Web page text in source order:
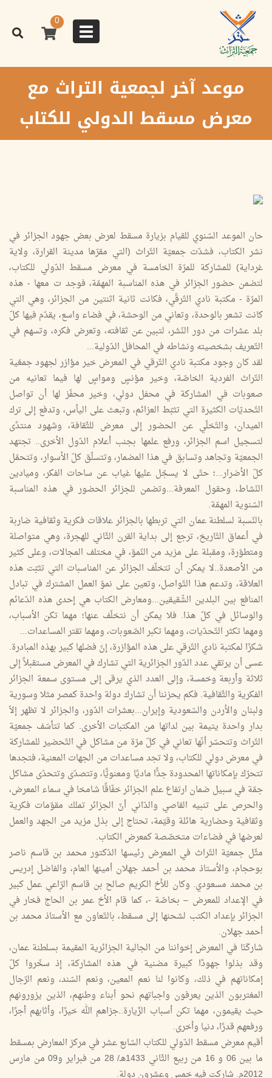
المحتوى
الرئيسي
Toggle
navigation
0
موعد آخر لجمعية التراث مع
معرض مسقط الدولي للكتاب
حان الموعد السّنوي للقيام بزيارة مسقط لعرض بعض جهود الجزائر في
نشر الكتاب، فشدّت جمعيّة التّراث (التي مقرّها مدينة القرارة، ولاية
غرداية) للمشاركة للمرّة الخامسة في معرض مسقط الدّولي للكتاب،
لتضمن حضور الجزائر في هذه المناسبة المهمّة، فوجد ت معها - هذه
المرّة - مكتبة نادي التّرقّي، فكانت ثانية اثنتين من الجزائر، وهي التي
كانت تشعر بالوحدة، وتعاني من الوحشة، في فضاء واسع، يقدّم فيها كلّ
بلد عشرات من دور النّشر، لتبين عن ثقافته، وتعرض فكره، وتسهم في
التّعريف بشخصيته ونشاطه في المحافل الدّولية...
لقد كان وجود مكتبة نادي التّرقي في المعرض خير مؤازر لجهود جمعّية
التّراث الفردية الخاصّة، وخير مؤنسٍ ومواسٍ لها فيما تعانيه من
صعوبات في المشاركة في محفل دولي، وخير محفّز لها أن تواصل
التّحديّات الكثيرة التي تثبّط العزائم، وتبعث على اليأس، وتدفع إلى ترك
الميدان، والتّخلّي عن الحضور إلى معرض للثّقافة، وشهود منتدًى
لتسجيل اسم الجزائر، ورفع علمها بجنب أعلام الدّول الأخرى.. تجتهد
الجمعيّة وتجاهد وتسابق في هذا المضمار، وتتسلّق كلّ الأسوار، وتتحمّل
كلّ الأضرار...؛ حتّى لا يسجّل عليها غياب عن ساحات الفكر، وميادين
النّشاط، وحقول المعرفة...وتضمن للجزائر الحضور في هذه المناسبة
السّنوية المهمّة.
بالنّسبة لسلطنة عمان التي تربطها بالجزائر علاقات فكرية وثقافية ضاربة
في أعماق التّاريخ، ترجع إلى بداية القرن الثّاني للهجرة، وهي متواصلة
ومتطوّرة، ومقبلة على مزيد من النّموّ، في مختلف المجالات، وعلى كثير
من الأصعدة..لا يمكن أن تتخلّف الجزائر عن المناسبات التي تثبّت هذه
العلاقة، وتدعم هذا التّواصل، وتعين على نموّ العمل المشترك في تبادل
المنافع بين البلدين الشّقيقين...ومعارض الكتاب هي إحدى هذه الدّعائم
والوسائل في كلّ هذا. فلا يمكن أن نتخلّف عنها؛ مهما تكن الأسباب،
ومهما تكثر التّحدّيات، ومهما تكبر الصّعوبات، ومهما تقتر المساعدات...
شكرًا لمكتبة نادي التّرقي على هذه المؤازرة، إنّ فضلها كبير بهذه المبادرة.
عسى أن يرتقي عدد الدّور الجزائرية التي تشارك في المعرض مستقبلاً إلى
ثلاثة وأربعة وخمسة، وإلى العدد الذي يرقى إلى مستوى سمعة الجزائر
الفكرية والثّقافية. فكم يحزننا أن تشارك دولة واحدة كمصر مثلا وسورية
ولبنان والأردن والسّعودية وإيران...بعشرات الدّور، والجزائر لا تظهر إلاّ
بدار واحدة يتيمة بين لداتها من المكتبات الأخرى. كما تتأسّف جمعيّة
التّراث وتتحسّر أنّها تعاني في كلّ مرّة من مشاكل في التّحضير للمشاركة
في معرض دولي للكتاب، ولا تجد مساعدات من الجهات المعنية، فتجدها
تتحرّك بإمكاناتها المحدودة جدًّا ماديًا ومعنويًّا، وتتصدّى وتتحدّى مشاكل
جمّة في سبيل ضمان ارتفاع علم الجزائر خفّاقًا شامخا في سماء المعرض،
والحرص على تنبيه القاصي والدّاني أنّ الجزائر تملك مقوّمات فكرية
وثقافية وحضارية هائلة وقيّمة، تحتاج إلى بذل مزيد من الجهد والعمل
لعرضها في فضاءات متخصّصة كمعرض الكتاب.
مثّل جمعيّة التّراث في المعرض رئيسها الدّكتور محمد بن قاسم ناصر
بوحجام، والأستاذ محمد بن أحمد جهلان أمينها العام، والفاضل إدريس
بن محمد مسعودي. وكان للأخ الكريم صالح بن قاسم الرّاعي عمل كبير
في الإعداد للمعرض – بخاصّة -، كما قام الأخ عمر بن الحاج فخار في
الجزائر بإعداد الكتب لشحنها إلى مسقط، بالتّعاون مع الأستاذ محمد بن
أحمد جهلان.
شاركَنَا في المعرض إخواننا من الجالية الجزائرية المقيمة بسلطنة عمان،
وقد بذلوا جهودًا كبيرة مضنية في هذه المشاركة، إذ سخّروا كلّ
إمكاناتهم في ذلك، وكانوا لنا نعم المعين، ونعم السّند، ونعم الرّجال
المغتربون الذين يعرفون واجباتهم نحو أبناء وطنهم، الذين يزورونهم
حيث يقيمون، مهما تكن أسباب الزّيارة..جزاهم الله خيرًا، وأثابهم أجرًا،
ورفعهم قدرًا، دنيا وأخرى.
أقيم معرض مسقط الدّولي للكتاب السّابع عشر في مركز المعارض بمسقط
ما بين 06 و 16 من ربيع الثّاني 1433هـ/ 28 من فبراير و09 من مارس
2012م. شاركت فيه خمس وعشرون دولة.